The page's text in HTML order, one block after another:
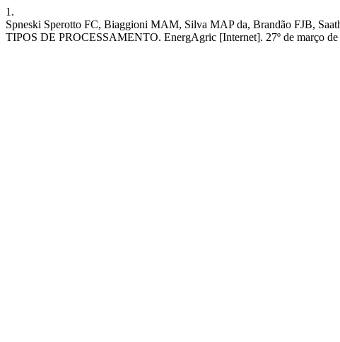
1.
Spneski Sperotto FC, Biaggioni MAM, Silva MAP da, Brandão FJB,
TIPOS DE PROCESSAMENTO. EnergAgric [Internet]. 27º de março